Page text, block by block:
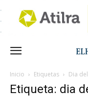
Inicio Etiquetas Dia
Etiqueta: dia